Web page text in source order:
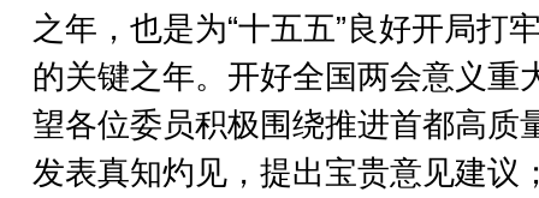
之年，也是为“十五五”良好开局打
的关键之年。开好全国两会意义重
望各位委员积极围绕推进首都高质
发表真知灼见，提出宝贵意见建议